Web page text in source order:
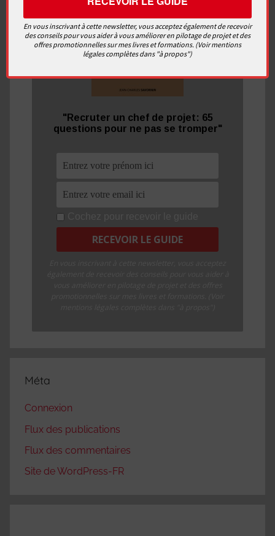
"Recruter un chef de projet: 65
questions pour ne pas se tromper"
Méta
Connexion
Flux des publications
Flux des commentaires
Site de WordPress-FR
En vous inscrivant à cette newsletter, vous acceptez également de recevoir
des conseils pour vous aider à vous améliorer en pilotage de projet et des
offres promotionnelles sur mes livres et formations. (Voir mentions
légales complètes dans "à propos")